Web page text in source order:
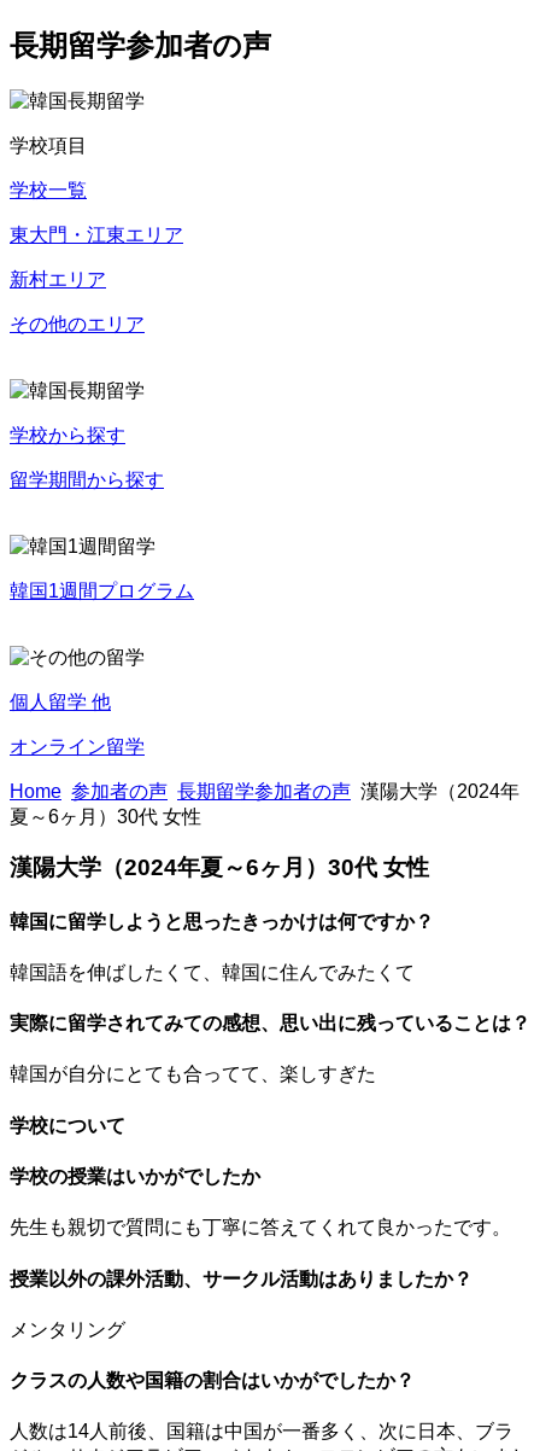
長期留学参加者の声
学校項目
学校一覧
東大門・江東エリア
新村エリア
その他のエリア
学校から探す
留学期間から探す
韓国1週間プログラム
個人留学 他
オンライン留学
Home 参加者の声 長期留学参加者の声 漢陽大学（2024年
夏～6ヶ月）30代 女性
漢陽大学（2024年夏～6ヶ月）30代 女性
韓国に留学しようと思ったきっかけは何ですか？
韓国語を伸ばしたくて、韓国に住んでみたくて
実際に留学されてみての感想、思い出に残っていることは？
韓国が自分にとても合ってて、楽しすぎた
学校について
学校の授業はいかがでしたか
先生も親切で質問にも丁寧に答えてくれて良かったです。
授業以外の課外活動、サークル活動はありましたか？
メンタリング
クラスの人数や国籍の割合はいかがでしたか？
人数は14人前後、国籍は中国が一番多く、次に日本、ブラ